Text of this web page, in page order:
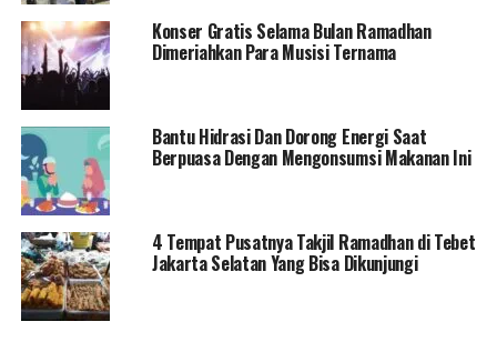
Konser Gratis Selama Bulan Ramadhan
Dimeriahkan Para Musisi Ternama
Bantu Hidrasi Dan Dorong Energi Saat
Berpuasa Dengan Mengonsumsi Makanan Ini
4 Tempat Pusatnya Takjil Ramadhan di Tebet
Jakarta Selatan Yang Bisa Dikunjungi